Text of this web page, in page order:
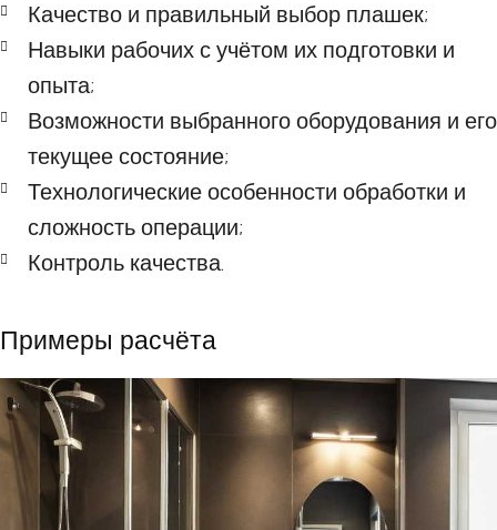
Качество и правильный выбор плашек;
Навыки рабочих с учётом их подготовки и
опыта;
Возможности выбранного оборудования и его
текущее состояние;
Технологические особенности обработки и
сложность операции;
Контроль качества.
Примеры расчёта